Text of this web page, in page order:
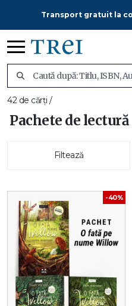
Transport gratuit la
42 de cărți /
Pachete de
Filtează
-40%